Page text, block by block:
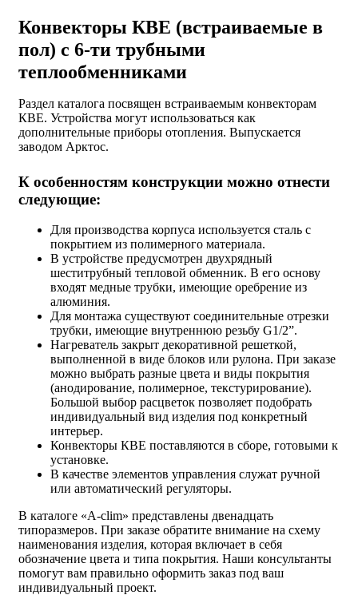
Конвекторы КВЕ (встраиваемые в
пол) с 6-ти трубными
теплообменниками
Раздел каталога посвящен встраиваемым конвекторам
КВЕ. Устройства могут использоваться как
дополнительные приборы отопления. Выпускается
заводом Арктос.
К особенностям конструкции можно отнести
следующие:
Для производства корпуса используется сталь с
покрытием из полимерного материала.
В устройстве предусмотрен двухрядный
шеститрубный тепловой обменник. В его основу
входят медные трубки, имеющие оребрение из
алюминия.
Для монтажа существуют соединительные отрезки
трубки, имеющие внутреннюю резьбу G1/2”.
Нагреватель закрыт декоративной решеткой,
выполненной в виде блоков или рулона. При заказе
можно выбрать разные цвета и виды покрытия
(анодирование, полимерное, текстурирование).
Большой выбор расцветок позволяет подобрать
индивидуальный вид изделия под конкретный
интерьер.
Конвекторы КВЕ поставляются в сборе, готовыми к
установке.
В качестве элементов управления служат ручной
или автоматический регуляторы.
В каталоге «A-clim» представлены двенадцать
типоразмеров. При заказе обратите внимание на схему
наименования изделия, которая включает в себя
обозначение цвета и типа покрытия. Наши консультанты
помогут вам правильно оформить заказ под ваш
индивидуальный проект.